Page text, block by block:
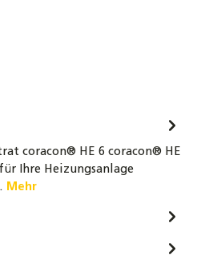
coracon® HE 6 coracon® HE
Ihre Heizungsanlage
Mehr